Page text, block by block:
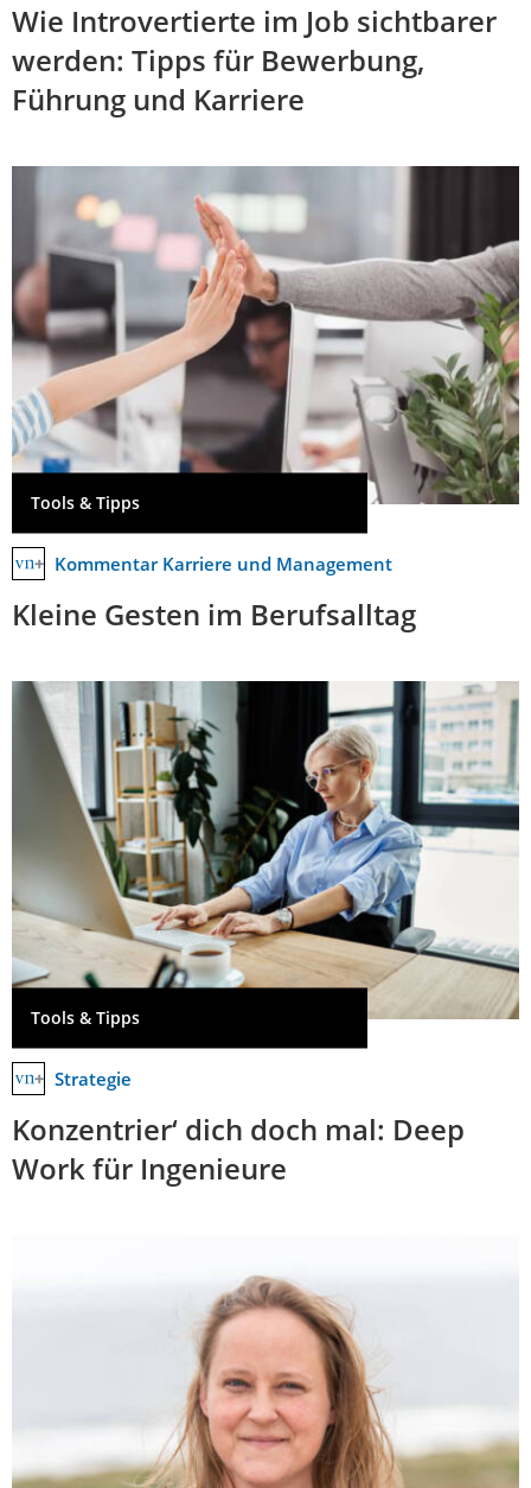
Wie Introvertierte im Job sichtbarer
werden: Tipps für Bewerbung,
Führung und Karriere
Tools & Tipps
Kommentar Karriere und Management
Kleine Gesten im Berufsalltag
Tools & Tipps
Strategie
Konzentrier‘ dich doch mal: Deep
Work für Ingenieure